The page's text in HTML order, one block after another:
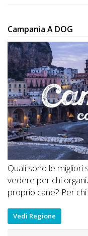
Campania A DOG
Quali sono le migliori
vedere per chi
proprio cane? Per
Vedi Regione